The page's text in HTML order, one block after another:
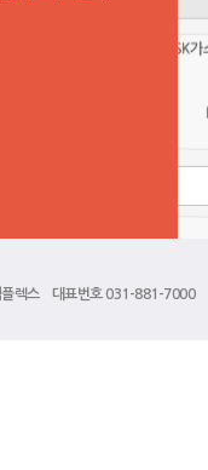
플렉스 대표번호 031-881-7000